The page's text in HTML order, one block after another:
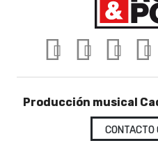
Producción musical
CONTACTO